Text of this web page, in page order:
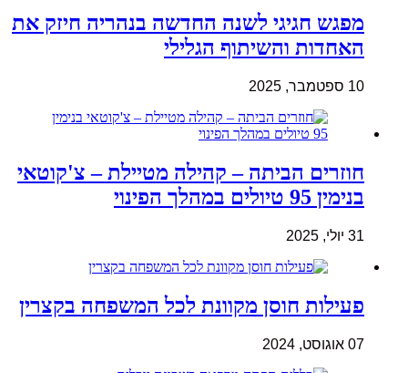
מפגש חגיגי לשנה החדשה בנהריה חיזק את
האחדות והשיתוף הגלילי
10 ספטמבר, 2025
חוזרים הביתה – קהילה מטיילת – צ'קוטאי
בנימין 95 טיולים במהלך הפינוי
31 יולי, 2025
פעילות חוסן מקוונת לכל המשפחה בקצרין
07 אוגוסט, 2024